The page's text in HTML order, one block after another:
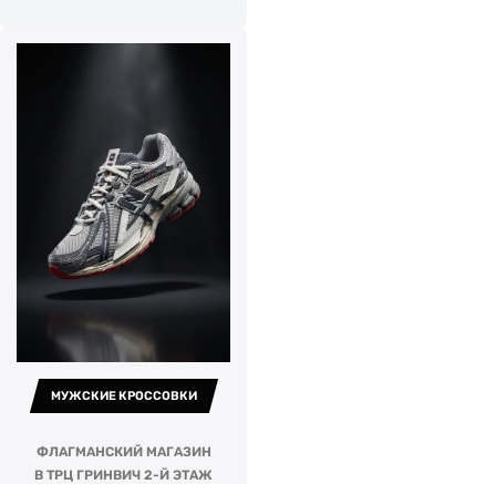
МУЖСКИЕ КРОССОВКИ
ФЛАГМАНСКИЙ МАГАЗИН
В ТРЦ ГРИНВИЧ 2-Й ЭТАЖ